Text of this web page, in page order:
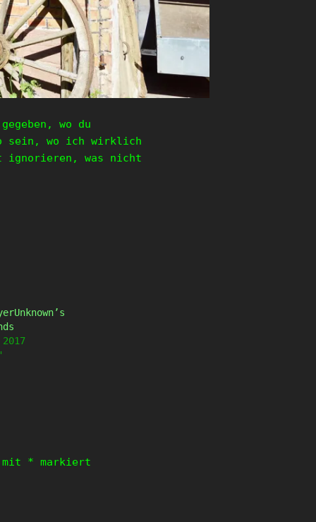
wo du
sein, wo ich wirklich
ignorieren, was nicht
* markiert